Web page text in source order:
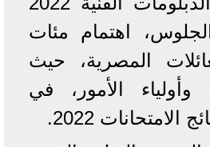
اهتمام مئات
المصرية، حيث
الأمور، في
الامتحانات 2022.